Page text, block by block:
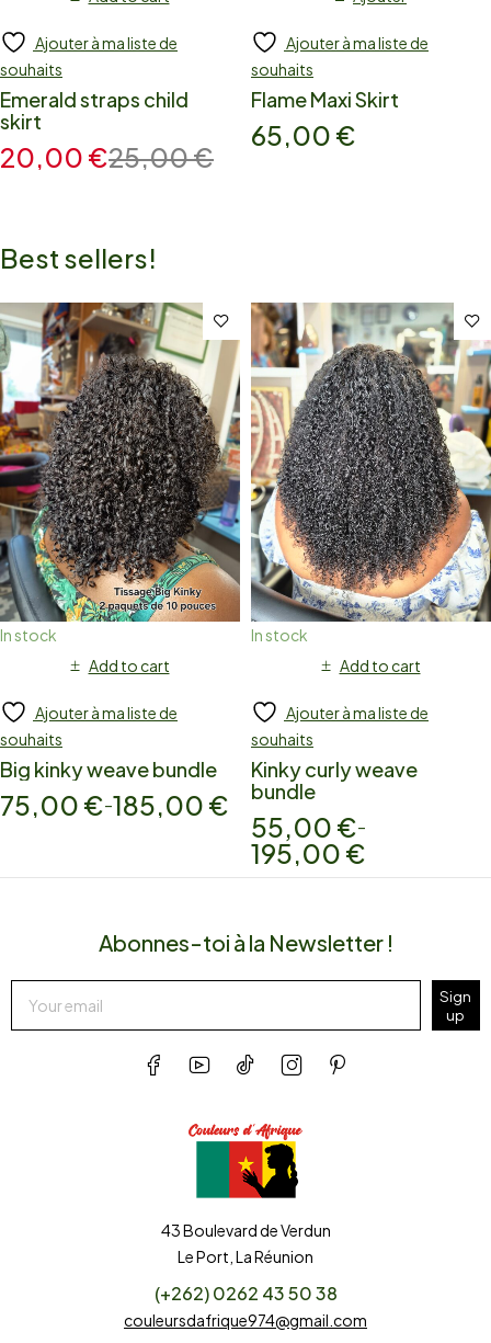
Ajouter à ma liste de
souhaits
Emerald straps child
skirt
25,00€
20,00 €
Ajouter à ma liste de
souhaits
Flame Maxi Skirt
65,00 €
Best sellers!
In stock
Add to cart
Ajouter à ma liste de
souhaits
Big kinky weave bundle
75,00 €–185,00 €
In stock
Add to cart
Ajouter à ma liste de
souhaits
Kinky curly weave
bundle
55,00 €–
195,00 €
43 Boulevard de Verdun
Le Port, La Réunion
(+262) 0262 43 50 38
couleursdafrique974@gmail.com
Abonnes-toi à la Newsletter !
Sign
up